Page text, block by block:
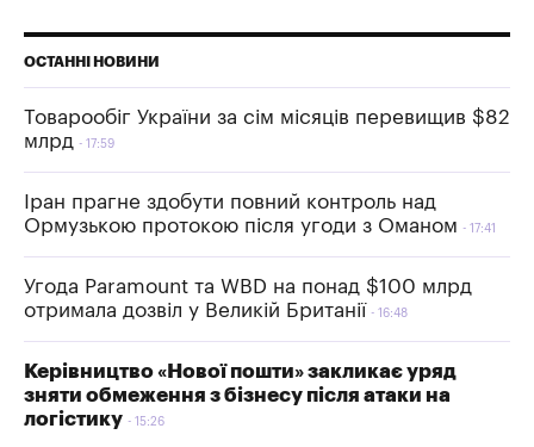
ОСТАННІ НОВИНИ
Товарообіг України за сім місяців перевищив $82
млрд
17:59
Іран прагне здобути повний контроль над
Ормузькою протокою після угоди з Оманом
17:41
Угода Paramount та WBD на понад $100 млрд
отримала дозвіл у Великій Британії
16:48
Керівництво «Нової пошти» закликає уряд
зняти обмеження з бізнесу після атаки на
логістику
15:26